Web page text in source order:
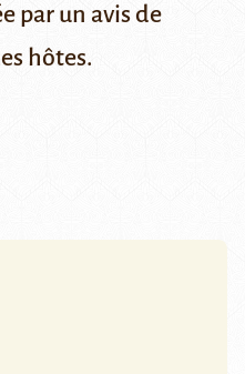
par un avis de
hôtes.